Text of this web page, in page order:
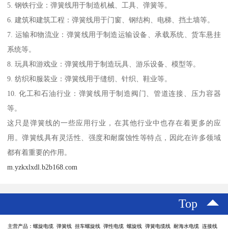
5. 钢铁行业：弹簧线用于制造机械、工具、弹簧等。
6. 建筑和建筑工程：弹簧线用于门窗、钢结构、电梯、挡土墙等。
7. 运输和物流业：弹簧线用于制造运输设备、承载系统、货车悬挂
系统等。
8. 玩具和游戏业：弹簧线用于制造玩具、游乐设备、模型等。
9. 纺织和服装业：弹簧线用于缝纫、针织、鞋业等。
10. 化工和石油行业：弹簧线用于制造阀门、管道连接、压力容器
等。
这只是弹簧线的一些应用行业，在其他行业中也存在着更多的应
用。弹簧线具有灵活性、强度和耐腐蚀性等特点，因此在许多领域
都有着重要的作用。
m.yzkxlxdl.b2b168.com
Top
主营产品：螺旋电缆 弹簧线 挂车螺旋线 弹性电缆 螺旋线 弹簧电缆线 耐海水电缆 连接线